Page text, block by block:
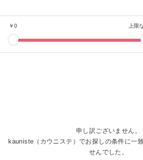
￥0 上限
申し訳ございません。
kauniste（カウニステ）でお探しの条件に一
せんでした。